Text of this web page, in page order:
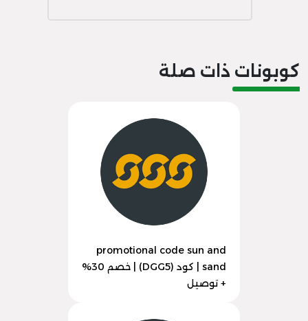
كوبونات ذات صلة
promotional code sun and
sand | كود (DGG5) | خصم 30%
+ توصيل